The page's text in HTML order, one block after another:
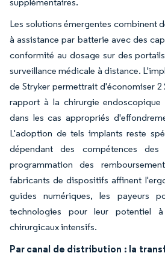
Les solutions émergentes combinent
à assistance par batterie avec des
conformité au dosage sur des
surveillance médicale à distance.
de Stryker permettrait d'économiser 2
rapport à la chirurgie endoscopique
dans les cas appropriés
L'adoption de tels implants reste
dépendant des compétences
programmation des
fabricants de dispositifs affinent
guides numériques, les payeurs
technologies pour leur potentiel
chirurgicaux intensifs.
Par canal de distribution : la